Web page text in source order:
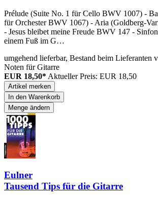
Prélude (Suite No. 1 für Cello BWV 1007) -
für Orchester BWV 1067) - Aria (Goldberg-
- Jesus bleibet meine Freude BWV 147 -
einem Fuß im G…
umgehend lieferbar, Bestand beim Lieferanten
Noten für Gitarre
EUR 18,50* Aktueller Preis: EUR 18,50
Artikel merken
In den Warenkorb
Menge ändern
Eulner
Tausend Tips für die Gitarre